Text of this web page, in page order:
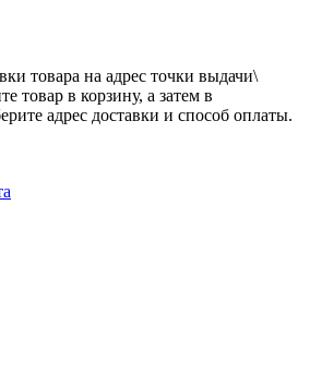
товара на адрес точки выдачи\
товар в корзину, а затем в
адрес доставки и способ оплаты.